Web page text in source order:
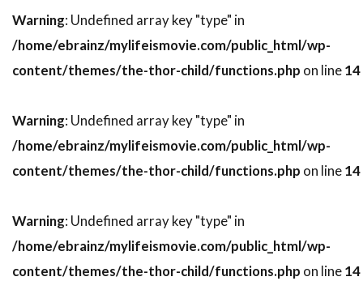
デューンエンターテインメント
デル・アンドリュース
デル・クローズ
デレク・ギブソン
デレク・ミアーズ
デヴィッド・O・ラッセル
デヴィッド・S・ウォード
デヴィッド・アルパー
デヴィッド・エリソン
デヴィッド・オグデン・スティアーズ
Warning: Undefined array key "type" in
/home/ebrainz/mylifeismovie.com/public_html/wp-
content/themes/the-thor-child/functions.php on line14
Warning: Undefined array key "type" in
/home/ebrainz/mylifeismovie.com/public_html/wp-
content/themes/the-thor-child/functions.php on line14
Warning: Undefined array key "type" in
/home/ebrainz/mylifeismovie.com/public_html/wp-
content/themes/the-thor-child/functions.php on line14